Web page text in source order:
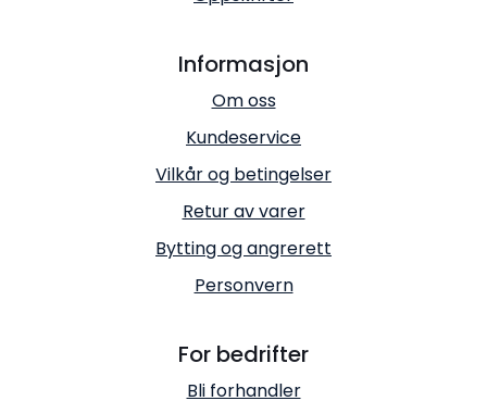
Informasjon
Om oss
Kundeservice
Vilkår og betingelser
Retur av varer
Bytting og angrerett
Personvern
For bedrifter
Bli forhandler